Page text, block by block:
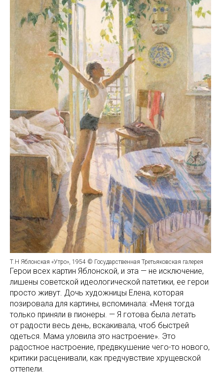
Т.Н Яблонская «Утро», 1954 © Государственная Третьяковская галерея
Герои всех картин Яблонской, и эта — не исключение,
лишены советской идеологической патетики, ее герои
просто живут. Дочь художницы Елена, которая
позировала для картины, вспоминала: «Меня тогда
только приняли в пионеры. — Я готова была летать
от радости весь день, вскакивала, чтоб быстрей
одеться. Мама уловила это настроение». Это
радостное настроение, предвкушение чего-то нового,
критики расценивали, как предчувствие хрущевской
оттепели.